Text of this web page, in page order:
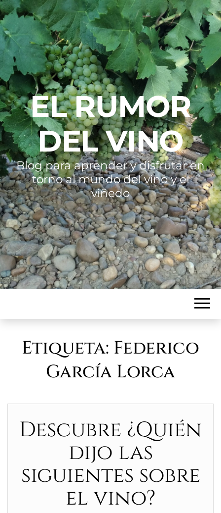
EL RUMOR
DEL VINO
Blog para aprender y disfrutar en
torno al mundo del vino y el
viñedo
Etiqueta: Federico
García Lorca
Descubre ¿Quién
dijo las
siguientes sobre
el vino?